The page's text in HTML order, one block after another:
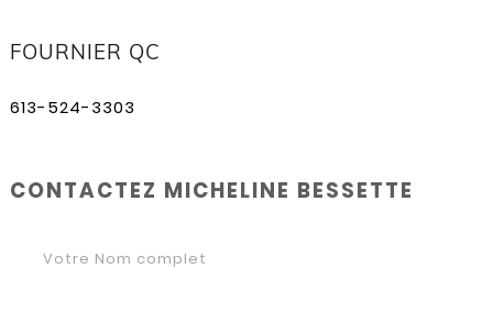
FOURNIER QC
613-524-3303
CONTACTEZ MICHELINE BESSETTE